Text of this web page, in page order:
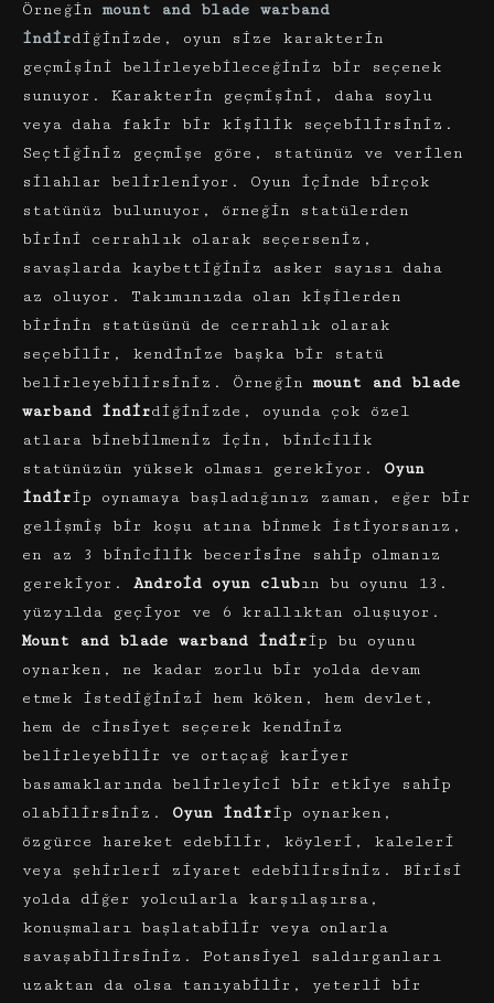
Örneğin mount and blade warband
indirdiğinizde, oyun size karakterin
geçmişini belirleyebileceğiniz bir seçenek
sunuyor. Karakterin geçmişini, daha soylu
veya daha fakir bir kişilik seçebilirsiniz.
Seçtiğiniz geçmişe göre, statünüz ve verilen
silahlar belirleniyor. Oyun içinde birçok
statünüz bulunuyor, örneğin statülerden
birini cerrahlık olarak seçerseniz,
savaşlarda kaybettiğiniz asker sayısı daha
az oluyor. Takımınızda olan kişilerden
birinin statüsünü de cerrahlık olarak
seçebilir, kendinize başka bir statü
belirleyebilirsiniz. Örneğin mount and blade
warband
indirdiğinizde, oyunda çok özel
atlara binebilmeniz için, binicilik
statünüzün yüksek olması gerekiyor.
Oyun
indirip oynamaya başladığınız zaman, eğer bir
gelişmiş bir koşu atına binmek istiyorsanız,
en az 3 binicilik becerisine sahip olmanız
gerekiyor. Android oyun clubın bu oyunu 13.
yüzyılda geçiyor ve 6 krallıktan oluşuyor.
Mount and blade warband
indirip bu oyunu
oynarken, ne kadar zorlu bir yolda devam
etmek istediğinizi hem köken, hem devlet,
hem de cinsiyet seçerek kendiniz
belirleyebilir ve ortaçağ kariyer
basamaklarında belirleyici bir etkiye sahip
olabilirsiniz. Oyun indirip oynarken,
özgürce hareket edebilir, köyleri, kaleleri
veya şehirleri ziyaret edebilirsiniz. Birisi
yolda diğer yolcularla karşılaşırsa,
konuşmaları başlatabilir veya onlarla
savaşabilirsiniz. Potansiyel saldırganları
uzaktan da olsa tanıyabilir, yeterli bir